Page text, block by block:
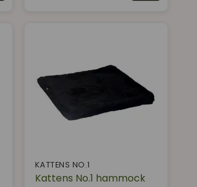
KATTENS NO.1
Kattens No.1 hammock